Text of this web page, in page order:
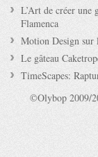
L’Art de créer une
Flamenca
Motion Design sur
Le gâteau
TimeScapes:
©Olybop 2009/